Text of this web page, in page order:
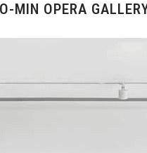
MIN OPERA